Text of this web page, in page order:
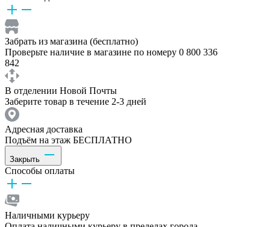
Забрать из магазина (бесплатно)
Проверьте наличие в магазине по номеру 0 800 336
842
В отделении Новой Почты
Заберите товар в течение 2-3 дней
Адресная доставка
Подъём на этаж БЕСПЛАТНО
Закрыть
Способы оплаты
Наличными курьеру